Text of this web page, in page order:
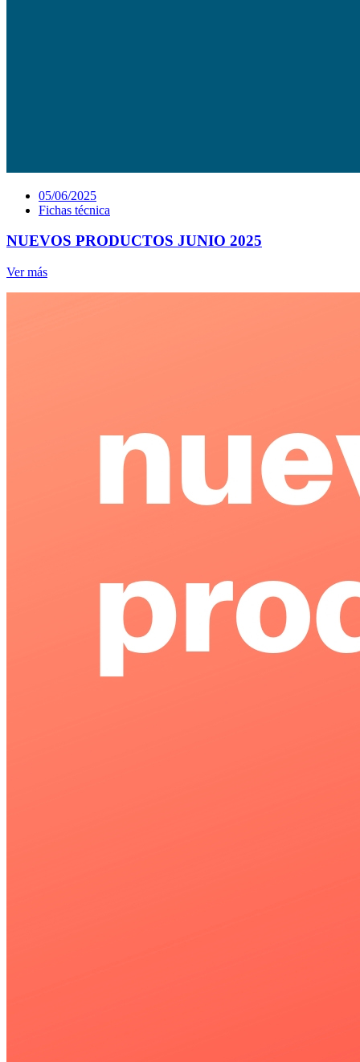
05/06/2025
Fichas técnica
NUEVOS PRODUCTOS JUNIO 2025
Ver más